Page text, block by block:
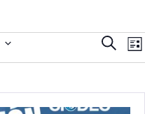
de
y
Buscar